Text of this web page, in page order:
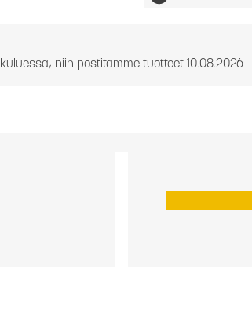
kuluessa, niin postitamme tuotteet 10.08.2026